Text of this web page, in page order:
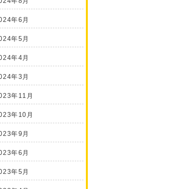
年6月
年5月
年4月
年3月
年11月
年10月
年9月
年6月
年5月